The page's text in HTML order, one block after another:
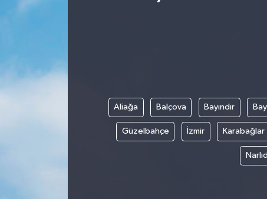
Aliağa Balçova Bayındır
Güzelbahçe İzmir Karabağlar